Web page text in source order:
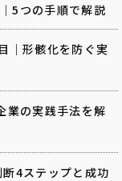
5つの手順で解説
｜形骸化を防ぐ実
業の実践手法を解
4ステップと成功